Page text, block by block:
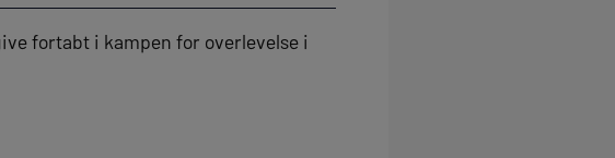
fortabt i kampen for overlevelse i